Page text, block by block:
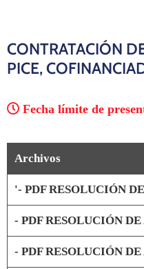
CONTRATACIÓN
PICE,
Fecha límite de
Archivos
'- PDF RESOLUCIÓN
- PDF RESOLUCIÓN
- PDF RESOLUCIÓN